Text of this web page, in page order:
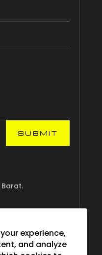
SUBMIT
experience,
and analyze